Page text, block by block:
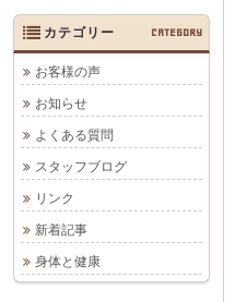
カテゴリー CATEGORY
お客様の声
お知らせ
よくある質問
スタッフブログ
リンク
新着記事
身体と健康